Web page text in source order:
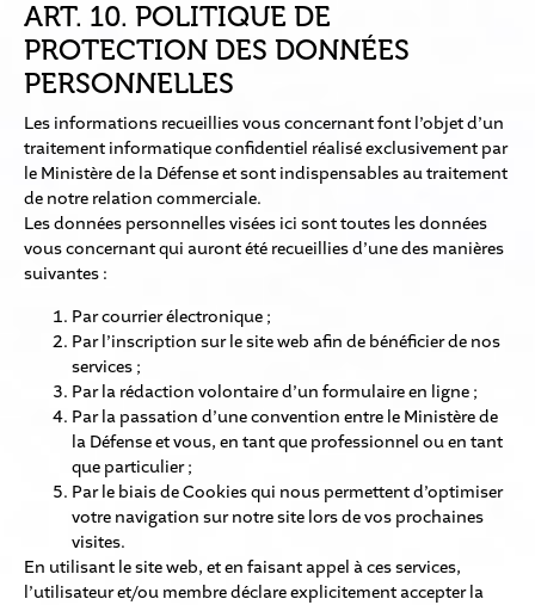
ART. 10. POLITIQUE DE
PROTECTION DES DONNÉES
PERSONNELLES
Les informations recueillies vous concernant font l’objet d’un
traitement informatique confidentiel réalisé exclusivement par
le Ministère de la Défense et sont indispensables au traitement
de notre relation commerciale.
Les données personnelles visées ici sont toutes les données
vous concernant qui auront été recueillies d’une des manières
suivantes :
Par courrier électronique ;
Par l’inscription sur le site web afin de bénéficier de nos
services ;
Par la rédaction volontaire d’un formulaire en ligne ;
Par la passation d’une convention entre le Ministère de
la Défense et vous, en tant que professionnel ou en tant
que particulier ;
Par le biais de Cookies qui nous permettent d’optimiser
votre navigation sur notre site lors de vos prochaines
visites.
En utilisant le site web, et en faisant appel à ces services,
l’utilisateur et/ou membre déclare explicitement accepter la